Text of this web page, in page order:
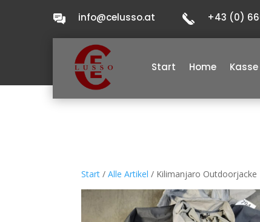
info@celusso.at +43 (0)
Start Home Kasse
Start /Alle Artikel / Kilimanjaro